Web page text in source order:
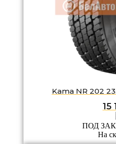
Kama NR 202
15
ПОД
На